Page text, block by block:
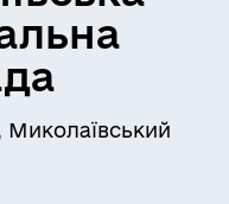
Миколаївський